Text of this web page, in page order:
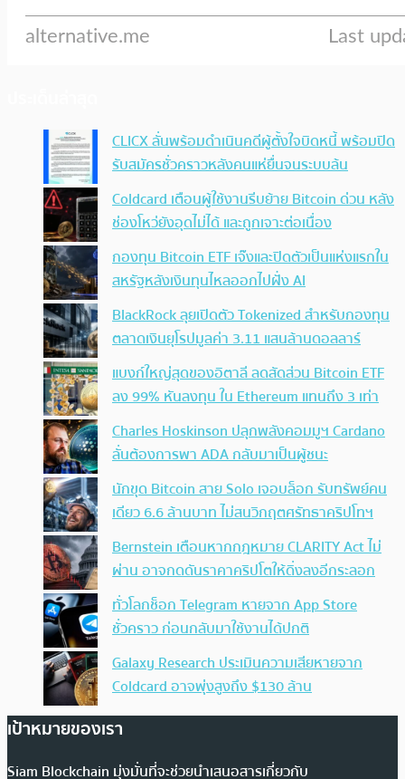
CLICX ลั่นพร้อมดำเนินคดีผู้ตั้งใจบิดหนี้ พร้อมปิด
รับสมัครชั่วคราวหลังคนแห่ยื่นจนระบบล้น
Coldcard เตือนผู้ใช้งานรีบย้าย Bitcoin ด่วน หลัง
ช่องโหว่ยังอุดไม่ได้ และถูกเจาะต่อเนื่อง
กองทุน Bitcoin ETF เจ๊งและปิดตัวเป็นแห่งแรกใน
สหรัฐหลังเงินทุนไหลออกไปฝั่ง AI
BlackRock ลุยเปิดตัว Tokenized สำหรับกองทุน
ตลาดเงินยุโรปมูลค่า 3.11 แสนล้านดอลลาร์
แบงก์ใหญ่สุดของอิตาลี ลดสัดส่วน Bitcoin ETF
ลง 99% หันลงทุน ใน Ethereum แทนถึง 3 เท่า
Charles Hoskinson ปลุกพลังคอมมูฯ Cardano
ลั่นต้องการพา ADA กลับมาเป็นผู้ชนะ
นักขุด Bitcoin สาย Solo เจอบล็อก รับทรัพย์คน
เดียว 6.6 ล้านบาท ไม่สนวิกฤตศรัทธาคริปโทฯ
Bernstein เตือนหากกฎหมาย CLARITY Act ไม่
ผ่าน อาจกดดันราคาคริปโตให้ดิ่งลงอีกระลอก
ทั่วโลกช็อก Telegram หายจาก App Store
ชั่วคราว ก่อนกลับมาใช้งานได้ปกติ
Galaxy Research ประเมินความเสียหายจาก
Coldcard อาจพุ่งสูงถึง $130 ล้าน
เป้าหมายของเรา
Siam Blockchain มุ่งมั่นที่จะช่วยนำเสนอสารเกี่ยวกับ